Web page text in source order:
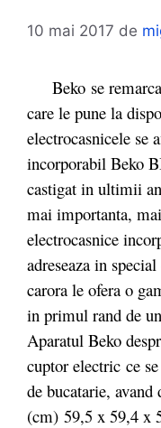
10 mai 2017 de
Beko se remarca
care le pune la
electrocasnicele se
incorporabil Beko
castigat in ultimii
mai importanta,
electrocasnice
adreseaza in
carora le ofera o
in primul rand de
Aparatul Beko
cuptor electric ce
de bucatarie,
(cm) 59,5 x 59,4 x